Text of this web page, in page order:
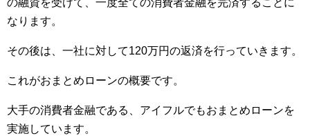
の融資を受けて、一度全ての消費者金融を完済することに
なります。
その後は、一社に対して120万円の返済を行っていきます。
これがおまとめローンの概要です。
大手の消費者金融である、アイフルでもおまとめローンを
実施しています。